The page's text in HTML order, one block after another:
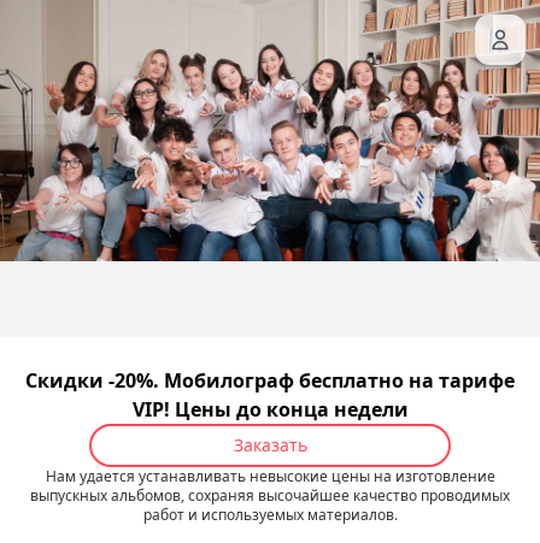
Скидки -20%. Мобилограф бесплатно на тарифе
VIP! Цены до конца недели
Заказать
Нам удается устанавливать невысокие цены на изготовление
выпускных альбомов, сохраняя высочайшее качество проводимых
работ и используемых материалов.